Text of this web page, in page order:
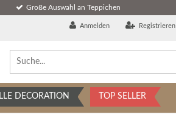
Große Auswahl an Teppichen
Anmelden Registrieren
DECORATION TOP SELLER